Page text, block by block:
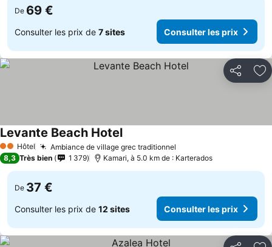
De 69 €
Consulter les prix de 7 sites Consulter les prix
Partager
2 Étoiles
Hôtel Ambiance de village grec traditionnel
Levante Beach Hotel
8,3 Très bien 1 379 Kamari, à 5.0 km de : Karterados
De 37 €
Consulter les prix de 12 sites Consulter les prix